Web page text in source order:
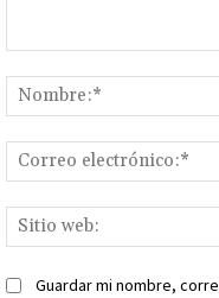
Guardar mi nombre,